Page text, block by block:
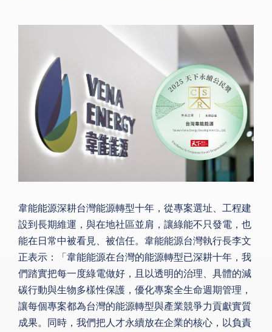
韋能能源深耕台灣能源轉型十年，從專案選址、工程建
設到長期維運，與在地社區並肩，讓綠能不只發電，也
能在日常中被看見、被信任。韋能能源台灣執行長李文
正表示：「韋能能源在台灣的能源轉型已深耕十年，我
們踏實把每一度綠電做好，且以透明的治理、具體的減
碳行動與生物多樣性保護，優化專案全生命週期管理，
讓每個專案都為台灣的能源轉型與產業競爭力貢獻實質
成果。同時，我們把人才永續放在企業的核心，以負責